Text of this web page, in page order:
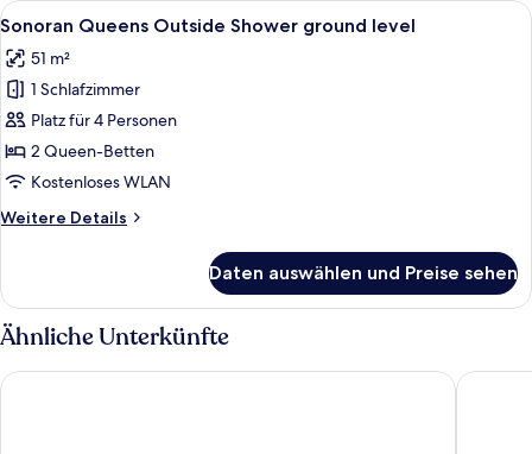
barrierefrei
Alle
Fotos
für
Sonoran
Queens
Outside
Shower
level
Ein Hotelzimmer mit zwei Betten,
2
Sonoran Queens Outside Shower ground level
51 m²
1 Schlafzimmer
Platz für 4 Personen
2 Queen-Betten
Kostenloses WLAN
Weitere Details
Weitere
Queens
Outside
Shower
level
Daten auswählen und Preise sehen
Ähnliche Unterkünfte
Lodge on the Desert The